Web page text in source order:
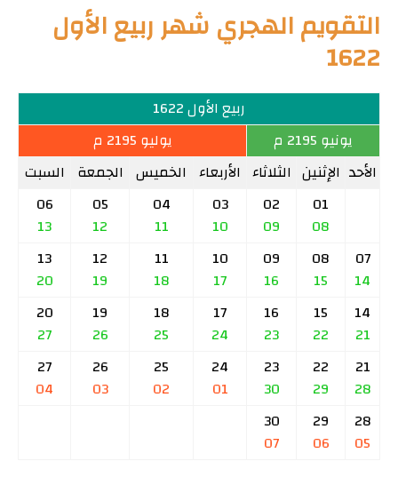
التقويم الهجري شهر ربيع الأول
1622
ربيع الأول 1622
يونيو 2195 م
يوليو 2195 م
الأحد الإثنين الثلاثاء الأربعاء الخميس الجمعة السبت
01
08
02
09
03
10
04
11
05
12
06
13
07
14
08
15
09
16
10
17
11
18
12
19
13
20
14
21
15
22
16
23
17
24
18
25
19
26
20
27
21
28
22
29
23
30
24
01
25
02
26
03
27
04
28
05
29
06
30
07